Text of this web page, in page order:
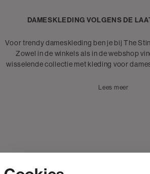
DAMESKLEDING VOLGENS DE
Voor trendy dameskleding ben je bij The
Zowel in de winkels als in de webshop
wisselende collectie met kleding voor
jas voor het najaar of een nieuwejeans
tot comfortabeleT-shirtsen van trendy
Lees meer